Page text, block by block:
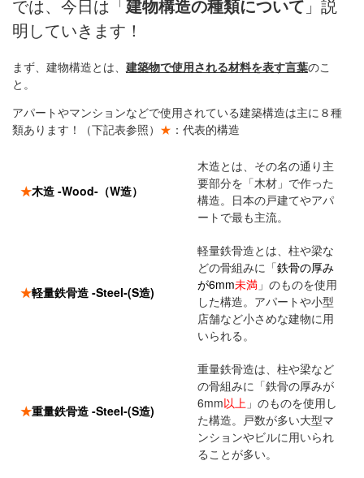
では、今日は「建物構造の種類について 」説
明していきます！
まず、建物構造とは、 建築物で使用される材料を表す言葉のこ
と。
アパートやマンションなどで使用されている建築構造は主に８種
類あります！（下記表参照） ★ ：代表的構造
★木造 -Wood-（W造）
木造とは、その名の通り主
要部分を「木材」で作った
構造。日本の戸建てやアパ
ートで最も主流。
★軽量鉄骨造 -Steel-(S造)
軽量鉄骨造とは、柱や梁な
どの骨組みに「鉄骨の厚み
が6mm未満 」のものを使用
した構造。アパートや小型
店舗など小さめな建物に用
いられる。
★重量鉄骨造 -Steel-(S造)
重量鉄骨造は、柱や梁など
の骨組みに「鉄骨の厚みが
6mm以上 」のものを使用し
た構造。戸数が多い大型マ
ンションやビルに用いられ
ることが多い。